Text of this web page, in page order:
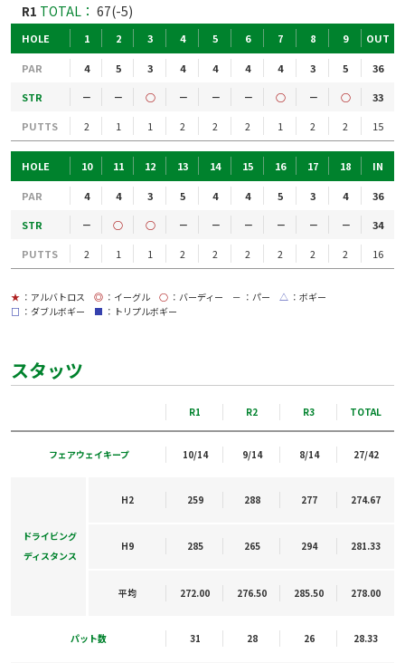
R1 TOTAL： 67(-5)
HOLE 1 2 3 4 5 6 7 8 9 OUT
PAR 4 5 3 4 4 4 4 3 5
36
STR
－ － ○ － － － ○ － ○
33
PUTTS
2 1 1 2 2 2 1 2 2 15
HOLE 10 11 12 13 14 15 16 17 18 IN
PAR 4 4 3 5 4 4 5 3 4
36
STR
－ ○ ○ － － － － － －
34
PUTTS
2 1 1 2 2 2 2 2 2 16
★ ：アルバトロス ◎ ：イーグル ○ ：バーディー － ：パー △ ：ボギー
□ ：ダブルボギー ■ ：トリプルボギー
スタッツ
R1 R2 R3 TOTAL
フェアウェイキープ 10/14 9/14 8/14 27/42
ドライビング
ディスタンス
H2 259 288 277 274.67
H9 285 265 294 281.33
平均 272.00 276.50 285.50 278.00
パット数 31 28 26 28.33